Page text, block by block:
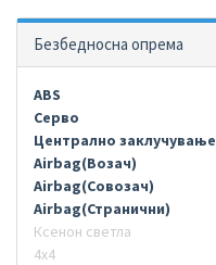
Безбедносна опрема
ABS
Серво
Централно заклучување
Airbag(Возач)
Airbag(Совозач)
Airbag(Странични)
Ксенон светла
4х4